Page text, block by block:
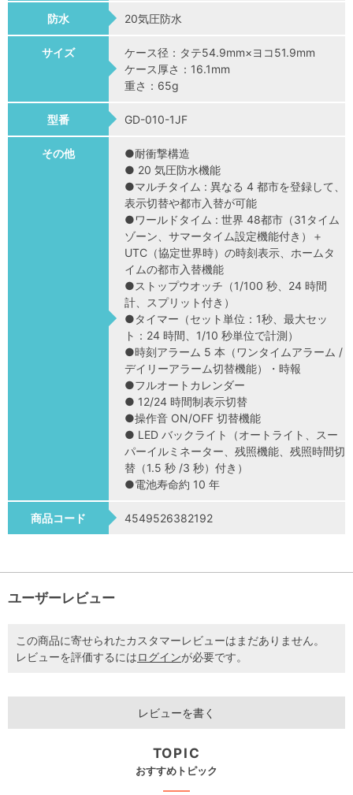
防水 20気圧防水
サイズ
ケース径：タテ54.9mm×ヨコ51.9mm
ケース厚さ：16.1mm
重さ：65g
型番 GD-010-1JF
その他
●耐衝撃構造
● 20 気圧防水機能
●マルチタイム : 異なる 4 都市を登録して、
表示切替や都市入替が可能
●ワールドタイム : 世界 48都市（31タイム
ゾーン、サマータイム設定機能付き）＋
UTC（協定世界時）の時刻表示、ホームタ
イムの都市入替機能
●ストップウオッチ（1/100 秒、24 時間
計、スプリット付き）
●タイマー（セット単位：1秒、最大セッ
ト：24 時間、1/10 秒単位で計測）
●時刻アラーム 5 本（ワンタイムアラーム /
デイリーアラーム切替機能）・時報
●フルオートカレンダー
● 12/24 時間制表示切替
●操作音 ON/OFF 切替機能
● LED バックライト（オートライト、スー
パーイルミネーター、残照機能、残照時間切
替（1.5 秒 /3 秒）付き）
●電池寿命約 10 年
商品コード 4549526382192
ユーザーレビュー
この商品に寄せられたカスタマーレビューはまだありません。
レビューを評価するにはログインが必要です。
レビューを書く
TOPIC
おすすめトピック